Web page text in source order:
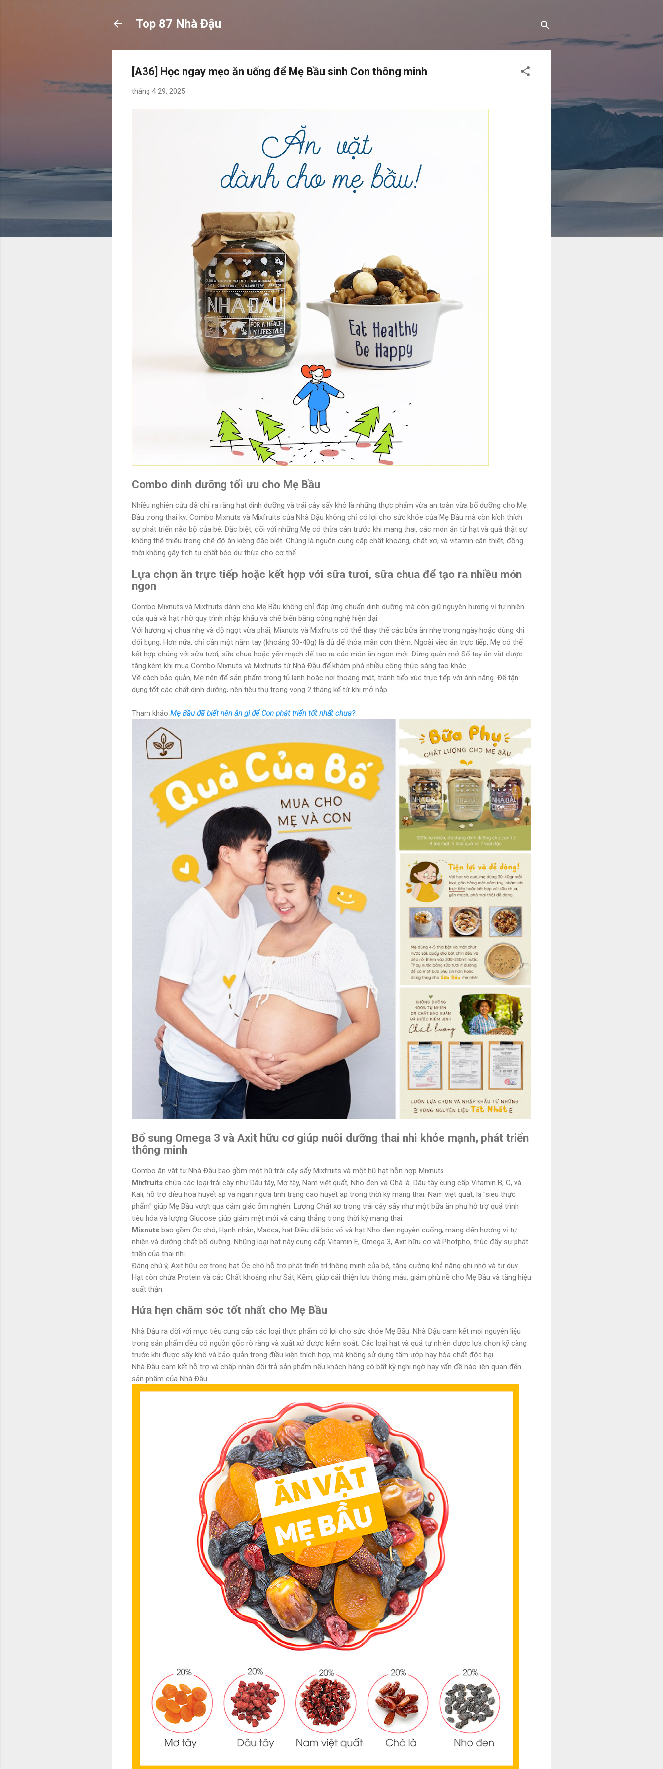
Top 87 Nhà Đậu
[A36] Học ngay mẹo ăn uống để Mẹ Bầu sinh Con thông minh
tháng 4 29, 2025
Combo dinh dưỡng tối ưu cho Mẹ Bầu
Nhiều nghiên cứu đã chỉ ra rằng hạt dinh dưỡng và trái cây sấy khô là những thực phẩm vừa an toàn vừa bổ dưỡng cho Mẹ
Bầu trong thai kỳ. Combo Mixnuts và Mixfruits của Nhà Đậu không chỉ có lợi cho sức khỏe của Mẹ Bầu mà còn kích thích
sự phát triển não bộ của bé. Đặc biệt, đối với những Mẹ có thừa cân trước khi mang thai, các món ăn từ hạt và quả thật sự
không thể thiếu trong chế độ ăn kiêng đặc biệt. Chúng là nguồn cung cấp chất khoáng, chất xơ, và vitamin cần thiết, đồng
thời không gây tích tụ chất béo dư thừa cho cơ thể.
Lựa chọn ăn trực tiếp hoặc kết hợp với sữa tươi, sữa chua để tạo ra nhiều món
ngon
Combo Mixnuts và Mixfruits dành cho Mẹ Bầu không chỉ đáp ứng chuẩn dinh dưỡng mà còn giữ nguyên hương vị tự nhiên
của quả và hạt nhờ quy trình nhập khẩu và chế biến bằng công nghệ hiện đại.
Với hương vị chua nhẹ và độ ngọt vừa phải, Mixnuts và Mixfruits có thể thay thế các bữa ăn nhẹ trong ngày hoặc dùng khi
đói bụng. Hơn nữa, chỉ cần một nắm tay (khoảng 30-40g) là đủ để thỏa mãn cơn thèm. Ngoài việc ăn trực tiếp, Mẹ có thể
kết hợp chúng với sữa tươi, sữa chua hoặc yến mạch để tạo ra các món ăn ngon mới. Đừng quên mở Sổ tay ăn vặt được
tặng kèm khi mua Combo Mixnuts và Mixfruits từ Nhà Đậu để khám phá nhiều công thức sáng tạo khác.
Về cách bảo quản, Mẹ nên để sản phẩm trong tủ lạnh hoặc nơi thoáng mát, tránh tiếp xúc trực tiếp với ánh nắng. Để tận
dụng tốt các chất dinh dưỡng, nên tiêu thụ trong vòng 2 tháng kể từ khi mở nắp.
Tham khảo Mẹ Bầu đã biết nên ăn gì để Con phát triển tốt nhất chưa?
Bổ sung Omega 3 và Axit hữu cơ giúp nuôi dưỡng thai nhi khỏe mạnh, phát triển
thông minh
Combo ăn vặt từ Nhà Đậu bao gồm một hũ trái cây sấy Mixfruits và một hũ hạt hỗn hợp Mixnuts.
Mixfruits chứa các loại trái cây như Dâu tây, Mơ tây, Nam việt quất, Nho đen và Chà là. Dâu tây cung cấp Vitamin B, C, và
Kali, hỗ trợ điều hòa huyết áp và ngăn ngừa tình trạng cao huyết áp trong thời kỳ mang thai. Nam việt quất, là "siêu thực
phẩm" giúp Mẹ Bầu vượt qua cảm giác ốm nghén. Lượng Chất xơ trong trái cây sấy như một bữa ăn phụ hỗ trợ quá trình
tiêu hóa và lượng Glucose giúp giảm mệt mỏi và căng thẳng trong thời kỳ mang thai.
Mixnuts bao gồm Óc chó, Hạnh nhân, Macca, hạt Điều đã bóc vỏ và hạt Nho đen nguyên cuống, mang đến hương vị tự
nhiên và dưỡng chất bổ dưỡng. Những loại hạt này cung cấp Vitamin E, Omega 3, Axit hữu cơ và Photpho, thúc đẩy sự phát
triển của thai nhi.
Đáng chú ý, Axit hữu cơ trong hạt Óc chó hỗ trợ phát triển trí thông minh của bé, tăng cường khả năng ghi nhớ và tư duy.
Hạt còn chứa Protein và các Chất khoáng như Sắt, Kẽm, giúp cải thiện lưu thông máu, giảm phù nề cho Mẹ Bầu và tăng hiệu
suất thận.
Hứa hẹn chăm sóc tốt nhất cho Mẹ Bầu
Nhà Đậu ra đời với mục tiêu cung cấp các loại thực phẩm có lợi cho sức khỏe Mẹ Bầu. Nhà Đậu cam kết mọi nguyên liệu
trong sản phẩm đều có nguồn gốc rõ ràng và xuất xứ được kiểm soát. Các loại hạt và quả tự nhiên được lựa chọn kỹ càng
trước khi được sấy khô và bảo quản trong điều kiện thích hợp, mà không sử dụng tẩm ướp hay hóa chất độc hại.
Nhà Đậu cam kết hỗ trợ và chấp nhận đổi trả sản phẩm nếu khách hàng có bất kỳ nghi ngờ hay vấn đề nào liên quan đến
sản phẩm của Nhà Đậu.